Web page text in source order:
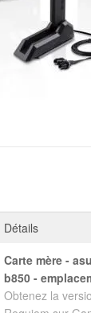
Détails
carte mère - asus - tuf gaming b850-plus wifi - amd
b850 -
Obtenez la